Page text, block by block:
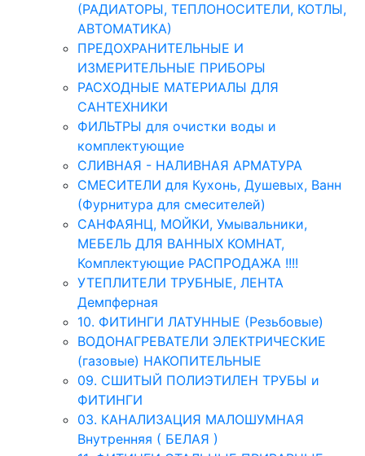
(РАДИАТОРЫ, ТЕПЛОНОСИТЕЛИ, КОТЛЫ,
АВТОМАТИКА)
ПРЕДОХРАНИТЕЛЬНЫЕ И
ИЗМЕРИТЕЛЬНЫЕ ПРИБОРЫ
РАСХОДНЫЕ МАТЕРИАЛЫ ДЛЯ
САНТЕХНИКИ
ФИЛЬТРЫ для очистки воды и
комплектующие
СЛИВНАЯ - НАЛИВНАЯ АРМАТУРА
СМЕСИТЕЛИ для Кухонь, Душевых, Ванн
(Фурнитура для смесителей)
САНФАЯНЦ, МОЙКИ, Умывальники,
МЕБЕЛЬ ДЛЯ ВАННЫХ КОМНАТ,
Комплектующие РАСПРОДАЖА !!!!
УТЕПЛИТЕЛИ ТРУБНЫЕ, ЛЕНТА
Демпферная
10. ФИТИНГИ ЛАТУННЫЕ (Резьбовые)
ВОДОНАГРЕВАТЕЛИ ЭЛЕКТРИЧЕСКИЕ
(газовые) НАКОПИТЕЛЬНЫЕ
09. СШИТЫЙ ПОЛИЭТИЛЕН ТРУБЫ и
ФИТИНГИ
03. КАНАЛИЗАЦИЯ МАЛОШУМНАЯ
Внутренняя ( БЕЛАЯ )